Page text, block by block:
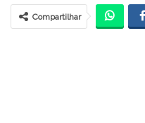
Compartilhar